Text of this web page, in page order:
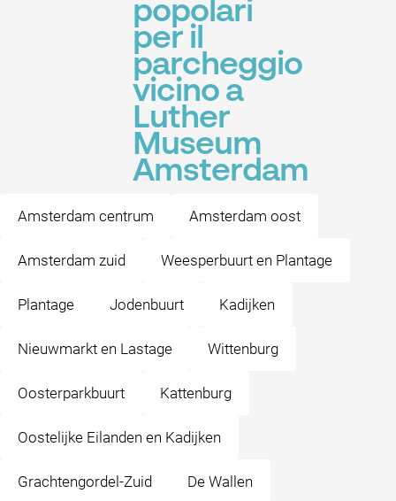
popolari
per il
parcheggio
vicino a
Luther
Museum
Amsterdam
Amsterdam centrum Amsterdam oost
Amsterdam zuid Weesperbuurt en Plantage
Plantage Jodenbuurt Kadijken
Nieuwmarkt en Lastage Wittenburg
Oosterparkbuurt Kattenburg
Oostelijke Eilanden en Kadijken
Grachtengordel-Zuid De Wallen